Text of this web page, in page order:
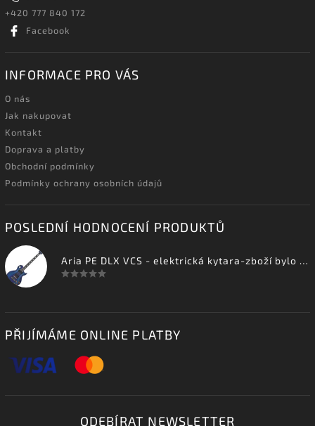
+420 777 840 172
Facebook
INFORMACE PRO VÁS
O nás
Jak nakupovat
Kontakt
Doprava a platby
Obchodní podmínky
Podmínky ochrany osobních údajů
POSLEDNÍ HODNOCENÍ PRODUKTŮ
Aria PE DLX VCS - elektrická kytara-zboží bylo vystaveno na prodejně
PŘIJÍMÁME ONLINE PLATBY
ODEBÍRAT NEWSLETTER